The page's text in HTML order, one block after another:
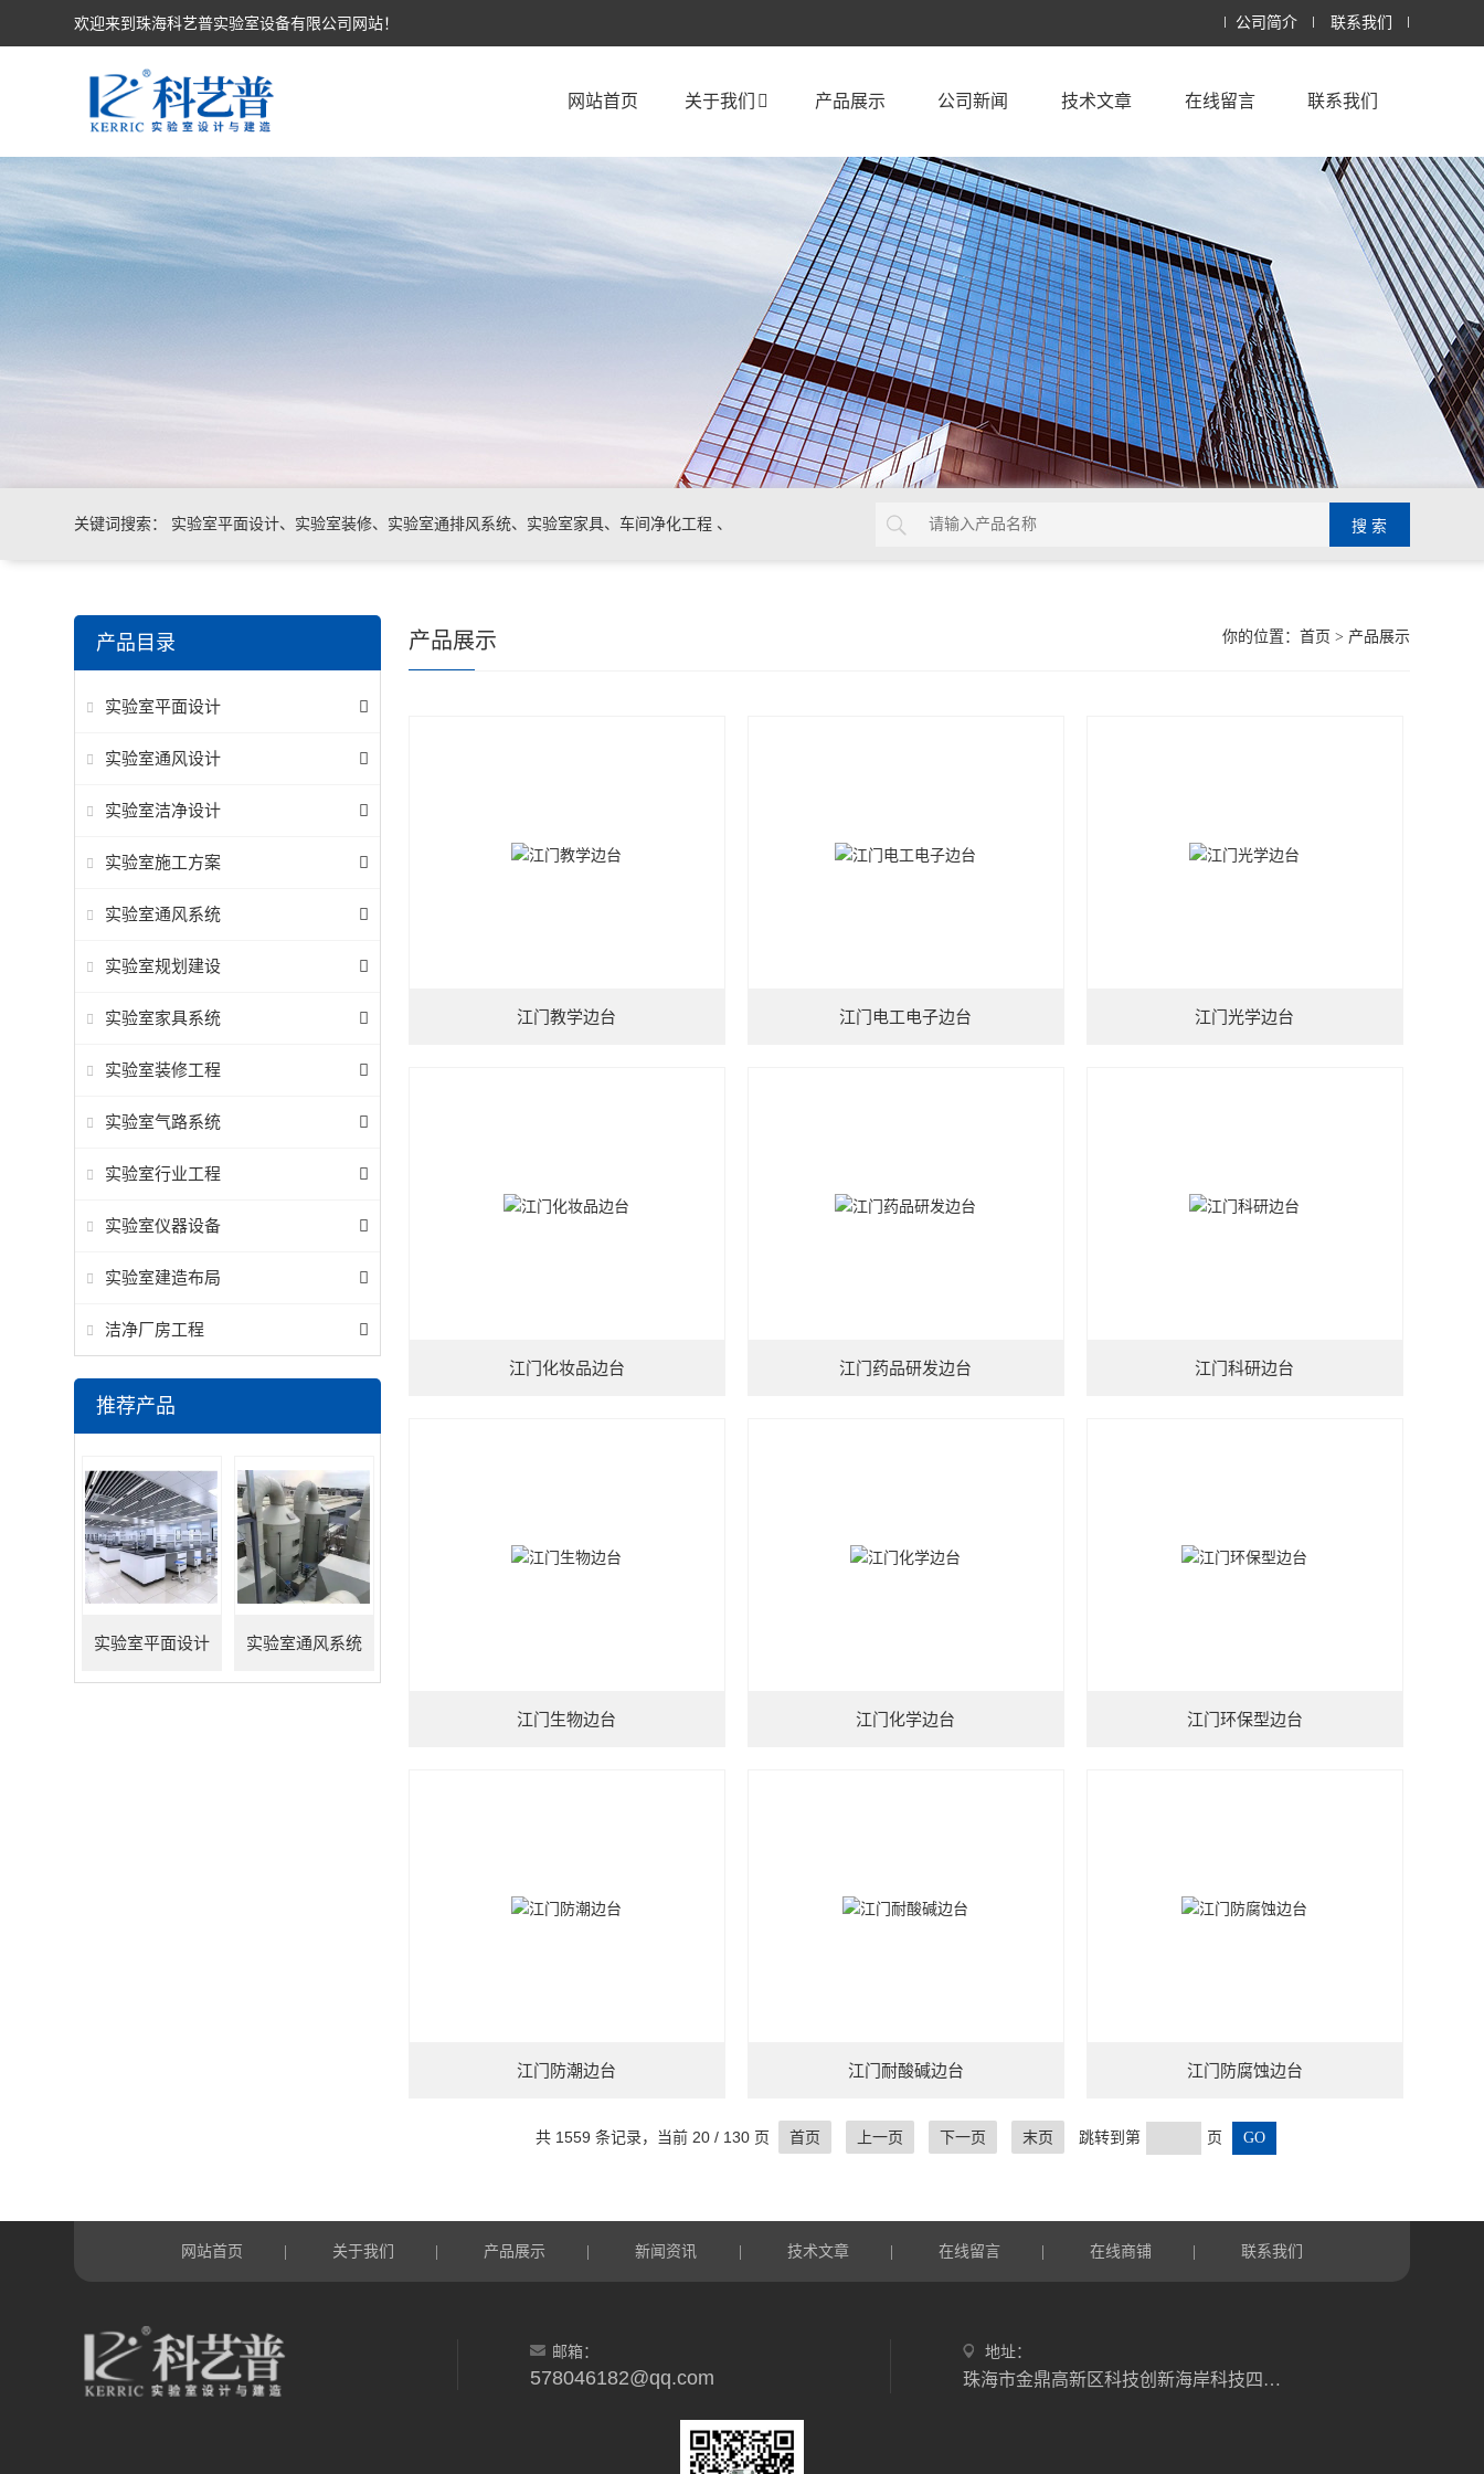
欢迎来到珠海科艺普实验室设备有限公司网站！ 公司简介 联系我们
网站首页 关于我们 产品展示 公司新闻 技术文章 在线留言 联系我们
关键词搜索： 实验室平面设计、实验室装修、实验室通排风系统、实验室家具、车间净化工程 、
产品目录
实验室平面设计
实验室通风设计
实验室洁净设计
实验室施工方案
实验室通风系统
实验室规划建设
实验室家具系统
实验室装修工程
实验室气路系统
实验室行业工程
实验室仪器设备
实验室建造布局
洁净厂房工程
推荐产品
实验室平面设计 实验室通风系统
你的位置： 首页 > 产品展示
产品展示
江门教学边台 江门电工电子边台 江门光学边台
江门化妆品边台 江门药品研发边台 江门科研边台
江门生物边台 江门化学边台 江门环保型边台
江门防潮边台 江门耐酸碱边台 江门防腐蚀边台
共 1559 条记录，当前 20 / 130 页 首页 上一页 下一页 末页 跳转到第 页
网站首页 关于我们 产品展示 新闻资讯 技术文章 在线留言 在线商铺 联系我们
邮箱：
578046182@qq.com
地址：
珠海市金鼎高新区科技创新海岸科技四路6号